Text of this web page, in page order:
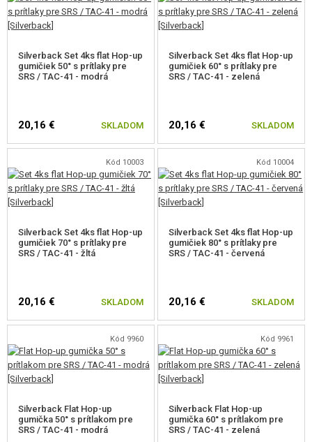
Silverback Set 4ks flat Hop-up
gumičiek 50° s prítlaky pre
SRS / TAC-41 - modrá
20,16 € SKLADOM
Silverback Set 4ks flat Hop-up
gumičiek 60° s prítlaky pre
SRS / TAC-41 - zelená
20,16 € SKLADOM
Kód 10003
Silverback Set 4ks flat Hop-up
gumičiek 70° s prítlaky pre
SRS / TAC-41 - žltá
20,16 € SKLADOM
Kód 10004
Silverback Set 4ks flat Hop-up
gumičiek 80° s prítlaky pre
SRS / TAC-41 - červená
20,16 € SKLADOM
Kód 9960
Silverback Flat Hop-up
gumička 50° s prítlakom pre
SRS / TAC-41 - modrá
Kód 9961
Silverback Flat Hop-up
gumička 60° s prítlakom pre
SRS / TAC-41 - zelená